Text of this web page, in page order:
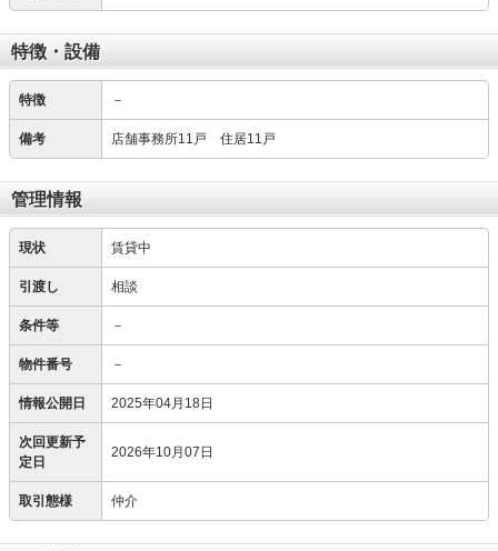
特徴・設備
特徴 －
備考 店舗事務所11戸 住居11戸
管理情報
現状 賃貸中
引渡し 相談
条件等 －
物件番号 －
情報公開日 2025年04月18日
次回更新予
定日
2026年10月07日
取引態様 仲介